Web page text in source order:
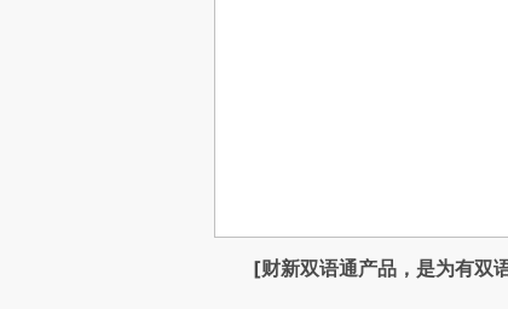
[财新双语通产品，是为有双